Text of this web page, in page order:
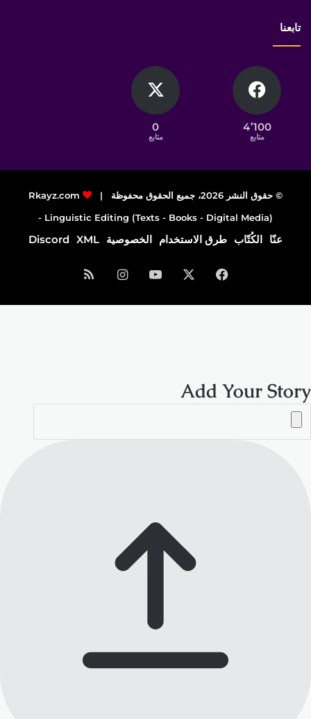
تابعنا
4٬100
متابع
0
متابع
© حقوق النشر 2026، جميع الحقوق محفوظة |
Rkayz.com
Linguistic Editing (Texts - Books - Digital Media) -
عنّا الكُتّاب طرق الاستخدام الخصوصية XML
Discord
فيسبوك ‫YouTubeانستقرامملخص
الموقع
Add Your Story